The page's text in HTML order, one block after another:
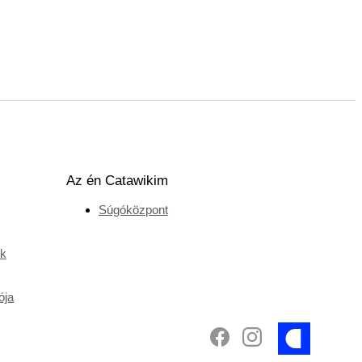
Az én Catawikim
Súgóközpont